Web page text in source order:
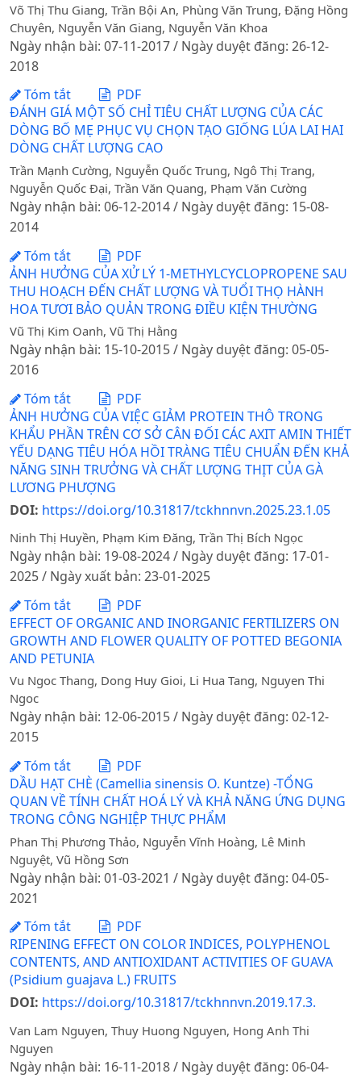
Võ Thị Thu Giang, Trần Bội An, Phùng Văn Trung, Đặng Hồng
Chuyên, Nguyễn Văn Giang, Nguyễn Văn Khoa
Ngày nhận bài: 07-11-2017 / Ngày duyệt đăng: 26-12-
2018
Tóm tắt
PDF
ĐÁNH GIÁ MỘT SỐ CHỈ TIÊU CHẤT LƯỢNG CỦA CÁC
DÒNG BỐ MẸ PHỤC VỤ CHỌN TẠO GIỐNG LÚA LAI HAI
DÒNG CHẤT LƯỢNG CAO
Trần Mạnh Cường, Nguyễn Quốc Trung, Ngô Thị Trang,
Nguyễn Quốc Đại, Trần Văn Quang, Phạm Văn Cường
Ngày nhận bài: 06-12-2014 / Ngày duyệt đăng: 15-08-
2014
Tóm tắt
PDF
ẢNH HƯỞNG CỦA XỬ LÝ 1-METHYLCYCLOPROPENE SAU
THU HOẠCH ĐẾN CHẤT LƯỢNG VÀ TUỔI THỌ HÀNH
HOA TƯƠI BẢO QUẢN TRONG ĐIỀU KIỆN THƯỜNG
Vũ Thị Kim Oanh, Vũ Thị Hằng
Ngày nhận bài: 15-10-2015 / Ngày duyệt đăng: 05-05-
2016
Tóm tắt
PDF
ẢNH HƯỞNG CỦA VIỆC GIẢM PROTEIN THÔ TRONG
KHẨU PHẦN TRÊN CƠ SỞ CÂN ĐỐI CÁC AXIT AMIN THIẾT
YẾU DẠNG TIÊU HÓA HỒI TRÀNG TIÊU CHUẨN ĐẾN KHẢ
NĂNG SINH TRƯỞNG VÀ CHẤT LƯỢNG THỊT CỦA GÀ
LƯƠNG PHƯỢNG
DOI: https://doi.org/10.31817/tckhnnvn.2025.23.1.05
Ninh Thị Huyền, Phạm Kim Đăng, Trần Thị Bích Ngọc
Ngày nhận bài: 19-08-2024 / Ngày duyệt đăng: 17-01-
2025 / Ngày xuất bản: 23-01-2025
Tóm tắt
PDF
EFFECT OF ORGANIC AND INORGANIC FERTILIZERS ON
GROWTH AND FLOWER QUALITY OF POTTED BEGONIA
AND PETUNIA
Vu Ngoc Thang, Dong Huy Gioi, Li Hua Tang, Nguyen Thi
Ngoc
Ngày nhận bài: 12-06-2015 / Ngày duyệt đăng: 02-12-
2015
Tóm tắt
PDF
DẦU HẠT CHÈ (Camellia sinensis O. Kuntze) -TỔNG
QUAN VỀ TÍNH CHẤT HOÁ LÝ VÀ KHẢ NĂNG ỨNG DỤNG
TRONG CÔNG NGHIỆP THỰC PHẨM
Phan Thị Phương Thảo, Nguyễn Vĩnh Hoàng, Lê Minh
Nguyệt, Vũ Hồng Sơn
Ngày nhận bài: 01-03-2021 / Ngày duyệt đăng: 04-05-
2021
Tóm tắt
PDF
RIPENING EFFECT ON COLOR INDICES, POLYPHENOL
CONTENTS, AND ANTIOXIDANT ACTIVITIES OF GUAVA
(Psidium guajava L.) FRUITS
DOI: https://doi.org/10.31817/tckhnnvn.2019.17.3.
Van Lam Nguyen, Thuy Huong Nguyen, Hong Anh Thi
Nguyen
Ngày nhận bài: 16-11-2018 / Ngày duyệt đăng: 06-04-